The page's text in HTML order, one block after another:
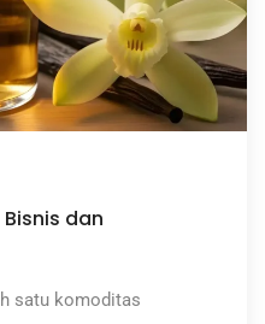
dan
satu komoditas